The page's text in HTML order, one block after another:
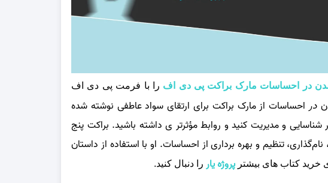
را با فرمت پی دی اف
دراحساسات از مارک براکت برای ارتقای سواد عاطفی نوشته شده
و مدیریت کنید و روابط مؤثرتر ی داشته باشید. براکت پنج
تنظیم و بهره‌ برداری از احساسات. او با استفاده از داستان‌
خرید کتاب های بیشتر پروژه یار را دنبال کنید.